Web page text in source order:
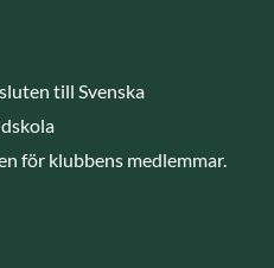
till Svenska
för klubbens medlemmar.